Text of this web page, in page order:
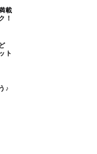
載
！
ト
♪